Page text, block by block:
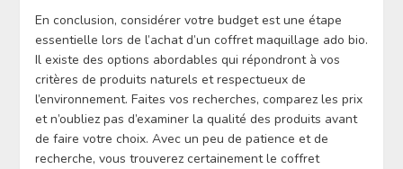
En conclusion, considérer votre budget est une étape
essentielle lors de l’achat d’un coffret maquillage ado bio.
Il existe des options abordables qui répondront à vos
critères de produits naturels et respectueux de
l’environnement. Faites vos recherches, comparez les prix
et n’oubliez pas d’examiner la qualité des produits avant
de faire votre choix. Avec un peu de patience et de
recherche, vous trouverez certainement le coffret